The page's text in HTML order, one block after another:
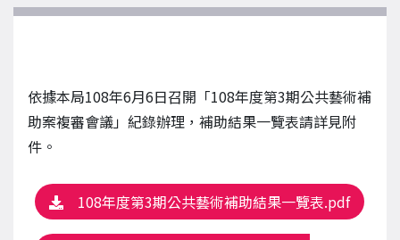
依據本局108年6月6日召開「108年度第3期公共藝術補
助案複審會議」紀錄辦理，補助結果一覽表請詳見附
件。
108年度第3期公共藝術補助結果一覽表.pdf